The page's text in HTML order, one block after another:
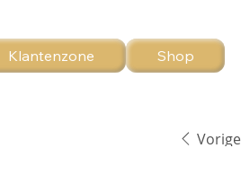
Klantenzone Shop
Vorige